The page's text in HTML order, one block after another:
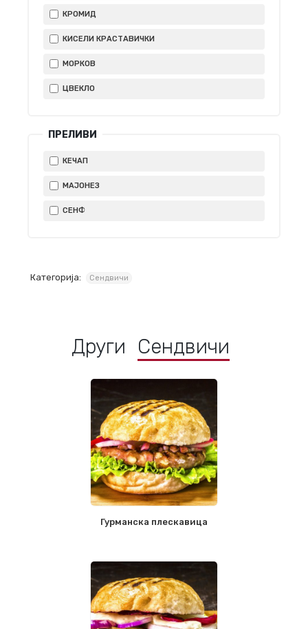
КРОМИД
КИСЕЛИ КРАСТАВИЧКИ
МОРКОВ
ЦВЕКЛО
ПРЕЛИВИ
КЕЧАП
МАЈОНЕЗ
СЕНФ
Категорија: Сендвичи
Други Сендвичи
Гурманска плескавица